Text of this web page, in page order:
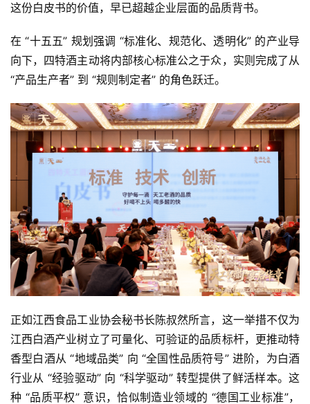
这份白皮书的价值，早已超越企业层面的品质背书。
在 “十五五” 规划强调 “标准化、规范化、透明化” 的产业导
向下，四特酒主动将内部核心标准公之于众，实则完成了从
“产品生产者” 到 “规则制定者” 的角色跃迁。
正如江西食品工业协会秘书长陈叔然所言，这一举措不仅为
江西白酒产业树立了可量化、可验证的品质标杆，更推动特
香型白酒从 “地域品类” 向 “全国性品质符号” 进阶，为白酒
行业从 “经验驱动” 向 “科学驱动” 转型提供了鲜活样本。这
种 “品质平权” 意识，恰似制造业领域的 “德国工业标准”，